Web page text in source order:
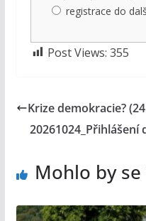
registrace do
Post Views: 355
Krize demokracie?
20261024_Přihlášení
Mohlo by